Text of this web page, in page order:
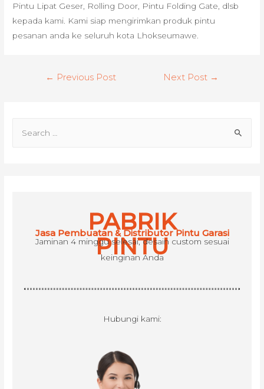
Pintu Lipat Geser, Rolling Door, Pintu Folding Gate, dlsb
kepada kami. Kami siap mengirimkan produk pintu
pesanan anda ke seluruh kota Lhokseumawe.
← Previous Post Next Post →
PABRIK
PINTU
Jasa Pembuatan & Distributor Pintu Garasi
Jaminan 4 minggu selesai, desain custom sesuai
keinginan Anda
Hubungi kami: